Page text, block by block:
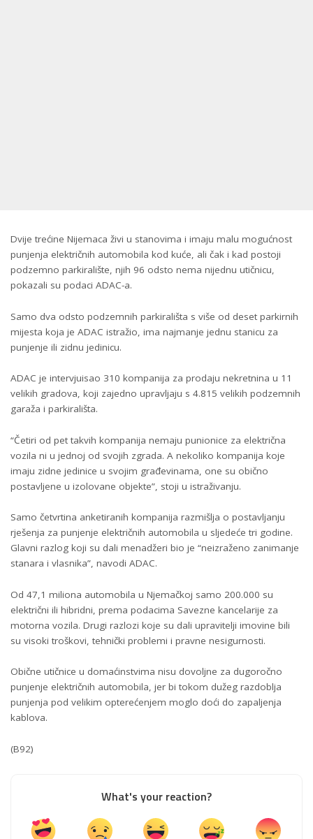
Dvije trećine Nijemaca živi u stanovima i imaju malu mogućnost
punjenja električnih automobila kod kuće, ali čak i kad postoji
podzemno parkiralište, njih 96 odsto nema nijednu utičnicu,
pokazali su podaci ADAC-a.
Samo dva odsto podzemnih parkirališta s više od deset parkirnih
mijesta koja je ADAC istražio, ima najmanje jednu stanicu za
punjenje ili zidnu jedinicu.
ADAC je intervjuisao 310 kompanija za prodaju nekretnina u 11
velikih gradova, koji zajedno upravljaju s 4.815 velikih podzemnih
garaža i parkirališta.
“Četiri od pet takvih kompanija nemaju punionice za električna
vozila ni u jednoj od svojih zgrada. A nekoliko kompanija koje
imaju zidne jedinice u svojim građevinama, one su obično
postavljene u izolovane objekte”, stoji u istraživanju.
Samo četvrtina anketiranih kompanija razmišlja o postavljanju
rješenja za punjenje električnih automobila u sljedeće tri godine.
Glavni razlog koji su dali menadžeri bio je “neizraženo zanimanje
stanara i vlasnika”, navodi ADAC.
Od 47,1 miliona automobila u Njemačkoj samo 200.000 su
električni ili hibridni, prema podacima Savezne kancelarije za
motorna vozila. Drugi razlozi koje su dali upravitelji imovine bili
su visoki troškovi, tehnički problemi i pravne nesigurnosti.
Obične utičnice u domaćinstvima nisu dovoljne za dugoročno
punjenje električnih automobila, jer bi tokom dužeg razdoblja
punjenja pod velikim opterećenjem moglo doći do zapaljenja
kablova.
(B92)
What's your reaction?